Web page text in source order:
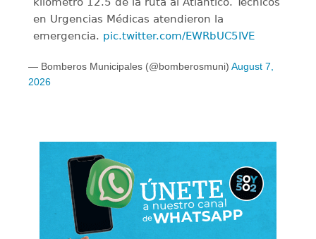
en Urgencias Médicas atendieron la
emergencia. pic.twitter.com/EWRbUC5IVE
— Bomberos Municipales (@bomberosmuni) August 7,
2026